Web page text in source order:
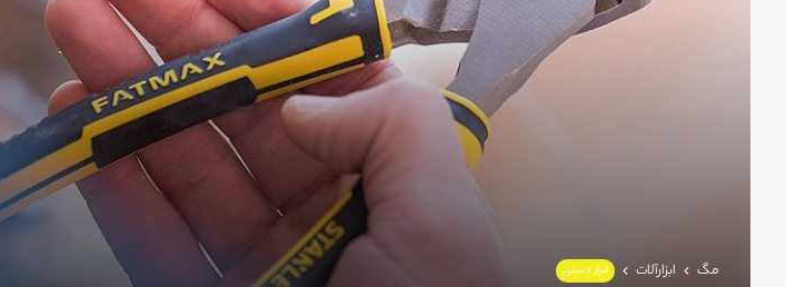
مگ ابزارآلات ابزار دستی